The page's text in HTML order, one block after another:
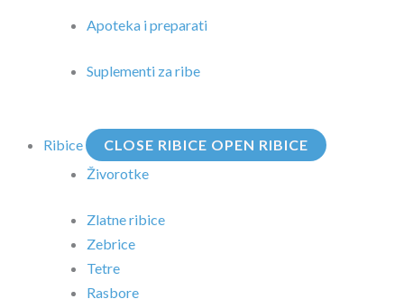
Apoteka i preparati
Suplementi za ribe
Ribice CLOSE RIBICE OPEN RIBICE
Živorotke
Zlatne ribice
Zebrice
Tetre
Rasbore